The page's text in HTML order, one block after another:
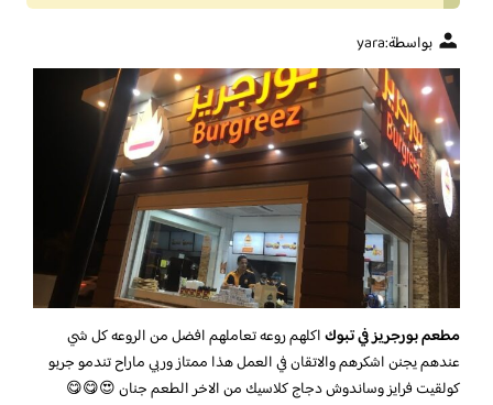
بواسطة:yara
مطعم بورجريز في تبوكاكلهم روعه تعاملهم افضل من الروعه كل شي
عندهم يجنن اشكرهم والاتقان في العمل هذا ممتاز وربي ماراح تندمو جربو
كولقيت فرايز وساندوش دجاج كلاسيك من الاخر الطعم جنان 😍😋😋